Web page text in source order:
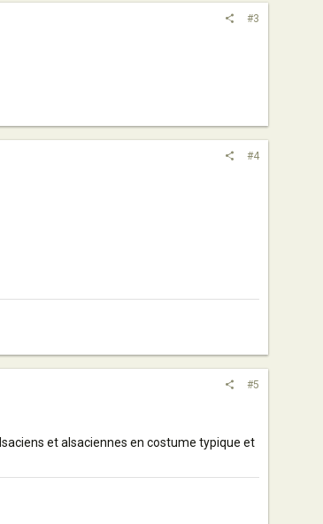
#3
#4
#5
et alsaciennes en costume typique et